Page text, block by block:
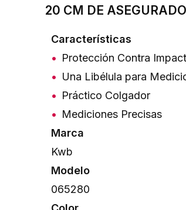
20 CM DE
Características
Protección Contra
Una Libélula para
Práctico Colgador
Mediciones Precisas
Marca
Kwb
Modelo
065280